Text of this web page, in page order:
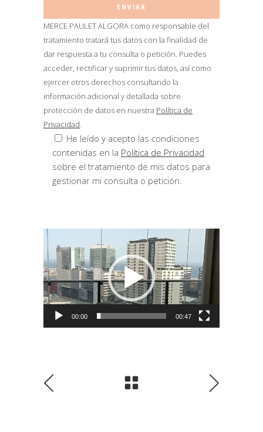
MERCE PAULET ALGORA como responsable del
tratamiento tratará tus datos con la finalidad de
dar respuesta a tu consulta o petición. Puedes
acceder, rectificar y suprimir tus datos, así como
ejercer otros derechos consultando la
información adicional y detallada sobre
protección de datos en nuestra Política de
Privacidad.
He leído y acepto las condiciones
contenidas en la Política de Privacidad
sobre el tratamiento de mis datos para
gestionar mi consulta o petición.
Reproductor
de
vídeo
00:00 00:47